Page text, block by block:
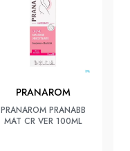
PRANAROM
PRANAROM PRANABB
MAT CR VER 100ML